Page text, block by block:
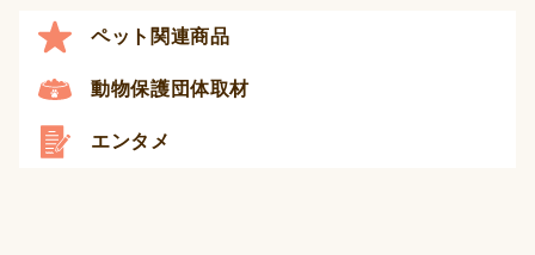
ペット関連商品
動物保護団体取材
エンタメ